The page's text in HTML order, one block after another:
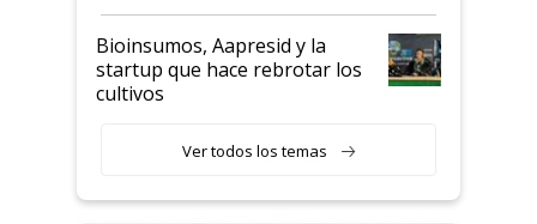
Bioinsumos, Aapresid y la
startup que hace rebrotar los
cultivos
Ver todos los temas